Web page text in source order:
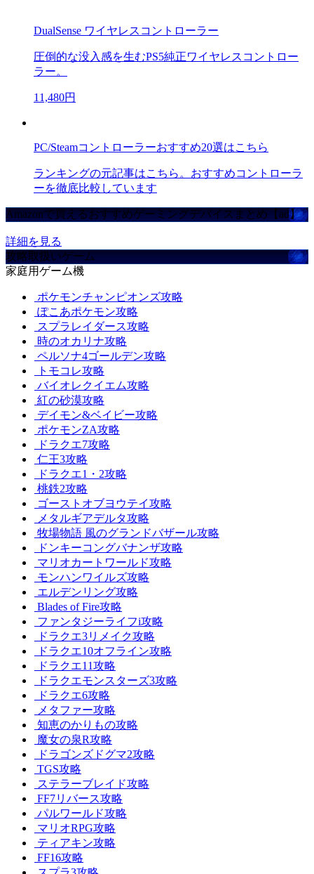
DualSense ワイヤレスコントローラー
圧倒的な没入感を生むPS5純正ワイヤレスコントロー
ラー。
11,480円
PC/Steamコントローラーおすすめ20選はこちら
ランキングの元記事はこちら。おすすめコントローラ
ーを徹底比較しています
Amazonで買えるおすすめゲーミングデバイスまとめ【ad】
詳細を見る
攻略取扱いゲーム
家庭用ゲーム機
ポケモンチャンピオンズ攻略
ぽこあポケモン攻略
スプラレイダース攻略
時のオカリナ攻略
ペルソナ4ゴールデン攻略
トモコレ攻略
バイオレクイエム攻略
紅の砂漠攻略
デイモン&ベイビー攻略
ポケモンZA攻略
ドラクエ7攻略
仁王3攻略
ドラクエ1・2攻略
桃鉄2攻略
ゴーストオブヨウテイ攻略
メタルギアデルタ攻略
牧場物語 風のグランドバザール攻略
ドンキーコングバナンザ攻略
マリオカートワールド攻略
モンハンワイルズ攻略
エルデンリング攻略
Blades of Fire攻略
ファンタジーライフi攻略
ドラクエ3リメイク攻略
ドラクエ10オフライン攻略
ドラクエ11攻略
ドラクエモンスターズ3攻略
ドラクエ6攻略
メタファー攻略
知恵のかりもの攻略
魔女の泉R攻略
ドラゴンズドグマ2攻略
TGS攻略
ステラーブレイド攻略
FF7リバース攻略
パルワールド攻略
マリオRPG攻略
ティアキン攻略
FF16攻略